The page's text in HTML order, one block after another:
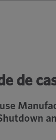
de